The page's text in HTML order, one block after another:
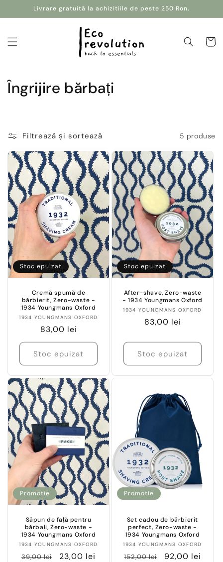
Salt la
conținut
Livrare gratuită la achizitiile de peste 250 Ron.
Coș
C
e
c
ț
i
e
:
Îngrijire bărbați
Filtrează și sortează 5 produse
Stoc epuizat
Cremă spumă de
bărbierit, Zero-waste -
1934 Youngmans Oxford
Vânzător:
1934 YOUNGMANS OXFORD
Preț
obișnuit
83,00 lei
Stoc epuizat
Stoc epuizat
After-shave, Zero-waste
- 1934 Youngmans Oxford
Vânzător:
1934 YOUNGMANS OXFORD
Preț
83,00 lei
Stoc epuizat
Promotie
Săpun de față pentru
bărbați, Zero-waste -
1934 Youngmans Oxford
Vânzător:
1934 YOUNGMANS OXFORD
Preț
39,00 lei
Preț
23,00 lei
Promotie
Set cadou de bărbierit
perfect, Zero-waste -
1934 Youngmans Oxford
Vânzător:
1934 YOUNGMANS OXFORD
Preț
152,00 lei
Preț
92,00 lei